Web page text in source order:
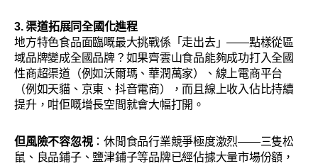
3. 渠道拓展同全國化進程
地方特色食品面臨嘅最大挑戰係「走出去」——點樣從區
域品牌變成全國品牌？如果齊雲山食品能夠成功打入全國
性商超渠道（例如沃爾瑪、華潤萬家）、線上電商平台
（例如天貓、京東、抖音電商），而且線上收入佔比持續
提升，咁佢嘅增長空間就會大幅打開。
但風險不容忽視：休閒食品行業競爭極度激烈——三隻松
鼠、良品鋪子、鹽津鋪子等品牌已經佔據大量市場份額，